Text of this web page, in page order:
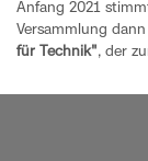
Anfang 2021
Versammlung
für Technik", der